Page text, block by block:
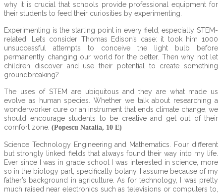
why it is crucial that schools provide professional equipment for
their students to feed their curiosities by experimenting.
Experimenting is the starting point in every field, especially STEM-
related. Let’s consider Thomas Edison’s case: it took him 1000
unsuccessful attempts to conceive the light bulb before
permanently changing our world for the better. Then why not let
children discover and use their potential to create something
groundbreaking?
The uses of STEM are ubiquitous and they are what made us
evolve as human species. Whether we talk about researching a
wonderworker cure or an instrument that ends climate change, we
should encourage students to be creative and get out of their
comfort zone. (Popescu Natalia, 10 E)
Science Technology Engineering and Mathematics. Four different
but strongly linked fields that always found their way into my life.
Ever since I was in grade school I was interested in science, more
so in the biology part, specifically botany, I assume because of my
father’s background in agriculture. As for technology, I was pretty
much raised near electronics such as televisions or computers to,